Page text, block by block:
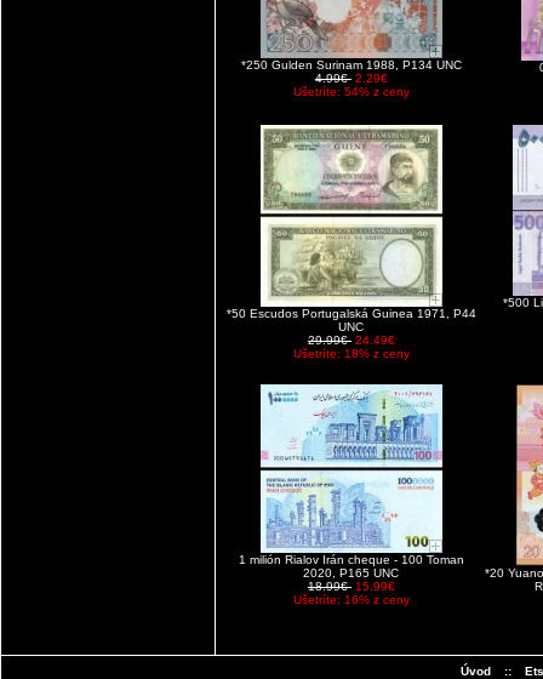
*250 Gulden Surinam 1988, P134 UNC
4.99€ 2.29€
Ušetríte: 54% z ceny
*50 Escudos Portugalská Guinea 1971, P44
UNC
29.99€ 24.49€
Ušetríte: 18% z ceny
*500
1 milión Rialov Irán cheque - 100 Toman
2020, P165 UNC
18.99€ 15.99€
Ušetríte: 16% z ceny
*20
Úvod ::